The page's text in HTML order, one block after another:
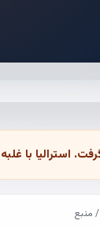
منبع